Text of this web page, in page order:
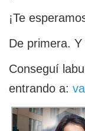
¡Te
De primera.
Conseguí
entrando a: